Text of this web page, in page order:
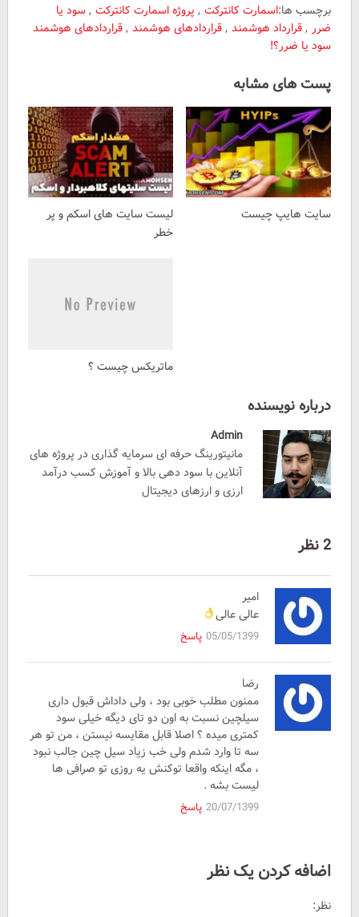
برچسب ها:اسمارت کانترکت , پروژه اسمارت کانترکت ,سود یا
ضرر ,قرارداد هوشمند ,قراردادهای هوشمند ,قراردادهای هوشمند
سود یا ضرر؟!
پست های مشابه
لیست سایت های اسکم و پر
خطر
سایت هایپ چیست
ماتریکس چیست ؟
درباره نویسنده
Admin
مانیتورینگ حرفه ای سرمایه گذاری در پروژه های
آنلاین با سود دهی بالا و آموزش کسب درآمد
ارزی و ارزهای دیجیتال
2 نظر
امیر
عالی عالی
05/05/1399 پاسخ
رضا
ممنون مطلب خوبی بود ، ولی داداش قبول داری
سیلچین نسبت به اون دو تای دیگه خیلی سود
کمتری میده ؟ اصلا قابل مقایسه نیستن ، من تو هر
سه تا وارد شدم ولی خب زیاد سیل چین جالب نبود
، مگه اینکه واقعا توکنش یه روزی تو صرافی ها
لیست بشه .
20/07/1399 پاسخ
اضافه کردن یک نظر
نظر: